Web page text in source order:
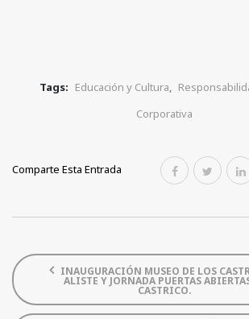
Tags: Educación y Cultura,
Corporativa
Comparte Esta Entrada
INAUGURACIÓN MUSEO DE LOS
ALISTE Y JORNADA PUERTAS
CASTRICO.